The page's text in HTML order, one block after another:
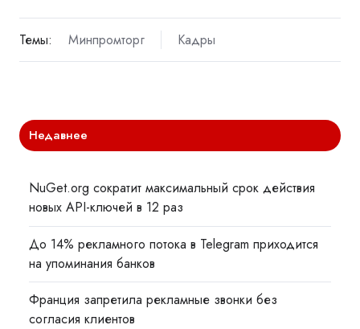
Темы: Минпромторг Кадры
Недавнее
NuGet.org сократит максимальный срок действия
новых API-ключей в 12 раз
До 14% рекламного потока в Telegram приходится
на упоминания банков
Франция запретила рекламные звонки без
согласия клиентов